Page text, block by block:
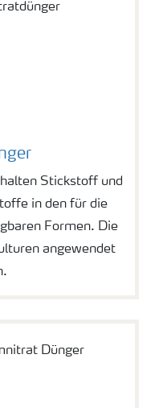
Stickstoff und
in den für die
Formen. Die
angewendet